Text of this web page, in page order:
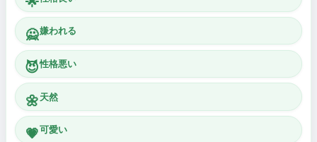
🙅嫌われる
😈性格悪い
🌼 天然
💗可愛い